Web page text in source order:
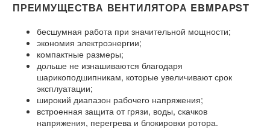
ПРЕИМУЩЕСТВА ВЕНТИЛЯТОРА EBMPAPST
бесшумная работа при значительной мощности;
экономия электроэнергии;
компактные размеры;
дольше не изнашиваются благодаря
шарикоподшипникам, которые увеличивают срок
эксплуатации;
широкий диапазон рабочего напряжения;
встроенная защита от грязи, воды, скачков
напряжения, перегрева и блокировки ротора.